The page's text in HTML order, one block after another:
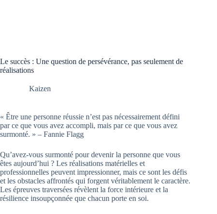
Le succès : Une question de persévérance, pas seulement de
réalisations
Kaizen
« Être une personne réussie n’est pas nécessairement défini
par ce que vous avez accompli, mais par ce que vous avez
surmonté. » – Fannie Flagg
Qu’avez-vous surmonté pour devenir la personne que vous
êtes aujourd’hui ? Les réalisations matérielles et
professionnelles peuvent impressionner, mais ce sont les défis
et les obstacles affrontés qui forgent véritablement le caractère.
Les épreuves traversées révèlent la force intérieure et la
résilience insoupçonnée que chacun porte en soi.